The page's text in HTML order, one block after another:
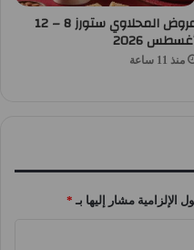
عروض المحلاوي ستورز 8 – 12
2026
منذ 11 ساعة
الإلزامية مشار إليها بـ *